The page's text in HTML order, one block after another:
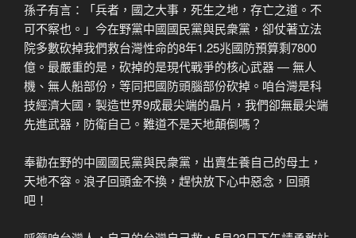
孫子有言：「兵者，國之大事，死生之地，存亡之道。不
可不察也。」今在野黨中國國民黨與民衆黨，卻仗著立法
院多數砍掉我們救台灣性命的8年1.25兆國防預算剩7800
億。最嚴重的是，砍掉的是現代戰爭的核心武器 — 無人
機、無人船部份，等同把國防頭腦部份砍掉。咱台灣是科
技經濟大國，製造世界9成最尖端的晶片，我們卻無最尖端
先進武器，防衛自己。難道不是天地顛倒嗎？
奉勸在野的中國國民黨與民衆黨，出賣生養自己的母土，
天地不容。浪子回頭金不換，趕快放下心中惡念，回頭
吧！